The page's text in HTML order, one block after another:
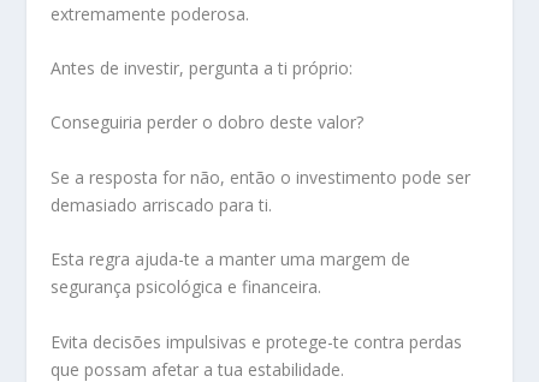
extremamente poderosa.
Antes de investir, pergunta a ti próprio:
Conseguiria perder o dobro deste valor?
Se a resposta for não, então o investimento pode ser
demasiado arriscado para ti.
Esta regra ajuda-te a manter uma margem de
segurança psicológica e financeira.
Evita decisões impulsivas e protege-te contra perdas
que possam afetar a tua estabilidade.